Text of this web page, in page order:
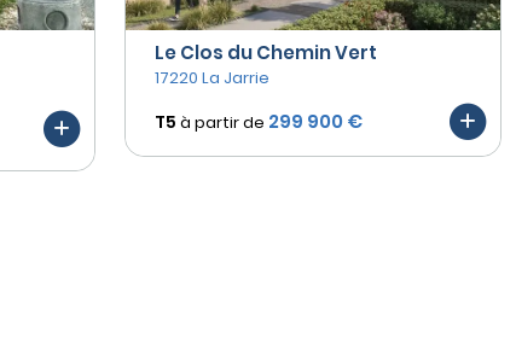
Le Clos du Chemin Vert
17220 La Jarrie
T5 à partir de 299 900 €